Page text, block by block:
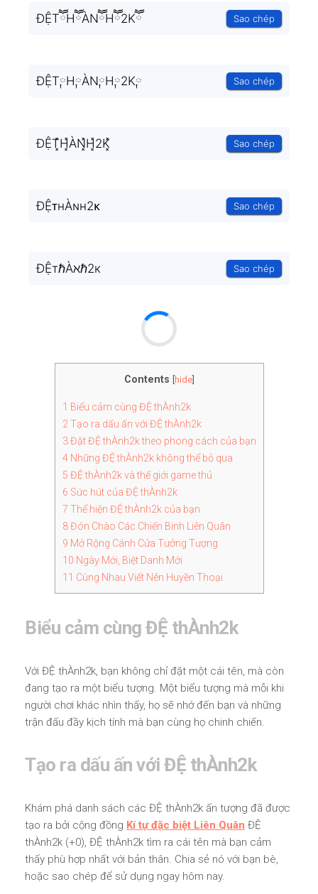
ĐỆTཽHཽÀNཽHཽ2Kཽ Sao chép
ĐỆT༙H༙ÀN༙H༙2K༙ Sao chép
ĐỆT͓̽H͓̽ÀN͓̽H͓̽2K͓̽ Sao chép
ĐỆᴛʜÀɴʜ2ᴋ Sao chép
ĐỆтℏÀℵℏ2к Sao chép
Contents hide]
1 Biểu cảm cùng ĐỆ thÀnh2k
2Tạo ra dấu ấn với ĐỆ thÀnh2k
3Đặt ĐỆ thÀnh2k theo phong cách của bạn
4Những ĐỆ thÀnh2k không thể bỏ qua
5 ĐỆ thÀnh2k và thế giới game thủ
6 Sức hút của ĐỆ thÀnh2k
7 Thể hiện ĐỆ thÀnh2k của bạn
8Đón Chào Các Chiến Binh Liên Quân
9 Mở Rộng Cánh Cửa Tưởng Tượng
10 Ngày Mới, Biệt Danh Mới
11 Cùng Nhau Viết Nên Huyền Thoại
Biểu cảm cùng ĐỆ thÀnh2k
Với ĐỆ thÀnh2k, bạn không chỉ đặt một cái tên, mà còn
đang tạo ra một biểu tượng. Một biểu tượng mà mỗi khi
người chơi khác nhìn thấy, họ sẽ nhớ đến bạn và những
trận đấu đầy kịch tính mà bạn cùng họ chinh chiến.
Tạo ra dấu ấn với ĐỆ thÀnh2k
Khám phá danh sách các ĐỆ thÀnh2k ấn tượng đã được
tạo ra bởi cộng đồng Kí tự đặc biệt Liên Quân ĐỆ
thÀnh2k (+0), ĐỆ thÀnh2k tìm ra cái tên mà bạn cảm
thấy phù hợp nhất với bản thân. Chia sẻ nó với bạn bè,
hoặc sao chép để sử dụng ngay hôm nay.